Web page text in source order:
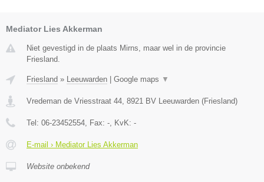
Mediator Lies Akkerman
Niet gevestigd in de plaats Mirns, maar wel in de provincie
Friesland.
Friesland » Leeuwarden Google maps ▼
Vredeman de Vriesstraat 44 8921 BV Leeuwarden (Friesland)
Tel: 06-23452554 , Fax: - , KvK: -
E-mail › Mediator Lies Akkerman
Website onbekend